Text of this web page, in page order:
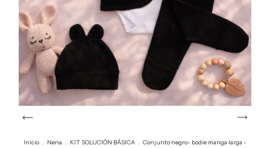
Inicio . Nena . KIT SOLUCIÓN BÁSICA . Conjunto negro- bodie manga larga -